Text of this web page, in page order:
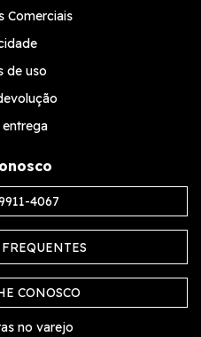
Comerciais
de uso
entrega
4067
CONOSCO
no varejo